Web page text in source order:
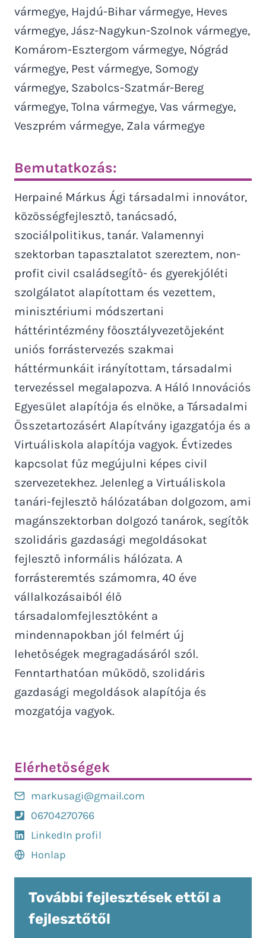
vármegye, Hajdú-Bihar vármegye, Heves
vármegye, Jász-Nagykun-Szolnok vármegye,
Komárom-Esztergom vármegye, Nógrád
vármegye, Pest vármegye, Somogy
vármegye, Szabolcs-Szatmár-Bereg
vármegye, Tolna vármegye, Vas vármegye,
Veszprém vármegye, Zala vármegye
Bemutatkozás:
Herpainé Márkus Ági társadalmi innovátor,
közösségfejlesztő, tanácsadó,
szociálpolitikus, tanár. Valamennyi
szektorban tapasztalatot szereztem, non-
profit civil családsegítő- és gyerekjóléti
szolgálatot alapítottam és vezettem,
minisztériumi módszertani
háttérintézmény főosztályvezetőjeként
uniós forrástervezés szakmai
háttérmunkáit irányítottam, társadalmi
tervezéssel megalapozva. A Háló Innovációs
Egyesület alapítója és elnöke, a Társadalmi
Összetartozásért Alapítvány igazgatója és a
Virtuáliskola alapítója vagyok. Évtizedes
kapcsolat fűz megújulni képes civil
szervezetekhez. Jelenleg a Virtuáliskola
tanári-fejlesztő hálózatában dolgozom, ami
magánszektorban dolgozó tanárok, segítők
szolidáris gazdasági megoldásokat
fejlesztő informális hálózata. A
forrásteremtés számomra, 40 éve
vállalkozásaiból élő
társadalomfejlesztőként a
mindennapokban jól felmért új
lehetőségek megragadásáról szól.
Fenntarthatóan működő, szolidáris
gazdasági megoldások alapítója és
mozgatója vagyok.
Elérhetőségek
markusagi@gmail.com
06704270766
LinkedIn profil
Honlap
További fejlesztések ettől a
fejlesztőtől